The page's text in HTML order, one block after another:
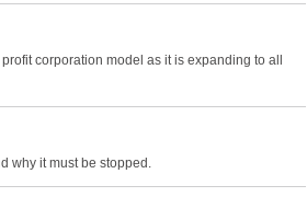
corporation model as it is expanding to all
why it must be stopped.